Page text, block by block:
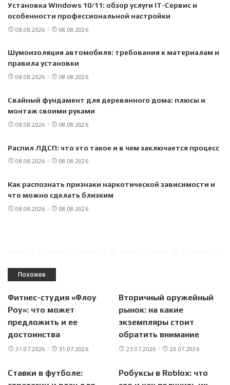
Установка Windows 10/11: обзор услуги IT-Сервис и
особенности профессиональной настройки
08.08.2026 08.08.2026
Шумоизоляция автомобиля: требования к материалам и
правила установки
08.08.2026 08.08.2026
Свайный фундамент для деревянного дома: плюсы и
монтаж своими руками
08.08.2026 08.08.2026
Распил ЛДСП: что это такое и в чем заключается процесс
08.08.2026 08.08.2026
Как распознать признаки наркотической зависимости и
что можно сделать близким
08.08.2026 08.08.2026
Похожее
Фитнес-студия «Флоу
Роу»: что может
предложить и ее
достоинства
31.07.2026 31.07.2026
Вторичный оружейный
рынок: на какие
экземпляры стоит
обратить внимание
23.07.2026 23.07.2026
Ставки в футболе:
Робуксы в Roblox: что